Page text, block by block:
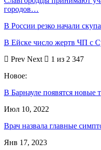
городов…
В России резко начали
В Ейске число жертв ЧП с
Prev Next
1 из 2 347
Новое:
В Барнауле появятся новые
Июл 10, 2022
Врач назвала главные
Янв 17, 2023